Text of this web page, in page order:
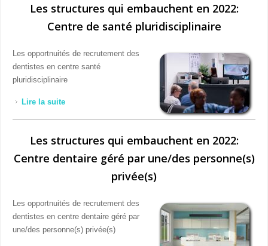
Les structures qui embauchent en 2022:
Centre de santé pluridisciplinaire
Les opportnuités de recrutement des
dentistes en centre santé
pluridisciplinaire
Lire la suite de Les structures qui embauchent en 2022: Centre de
Les structures qui embauchent en 2022:
Centre dentaire géré par une/des personne(s)
privée(s)
Les opportnuités de recrutement des
dentistes en centre dentaire géré par
une/des personne(s) privée(s)